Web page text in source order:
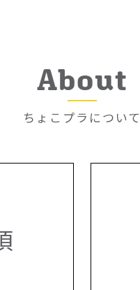
About
ちょこプラについて